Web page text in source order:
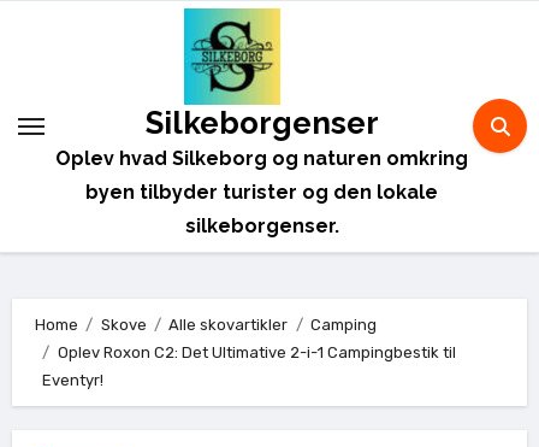
Silkeborgenser
Oplev hvad Silkeborg og naturen omkring
byen tilbyder turister og den lokale
silkeborgenser.
Home Skove Alle skovartikler
Camping
Oplev Roxon C2: Det Ultimative 2-i-1 Campingbestik til
Eventyr!